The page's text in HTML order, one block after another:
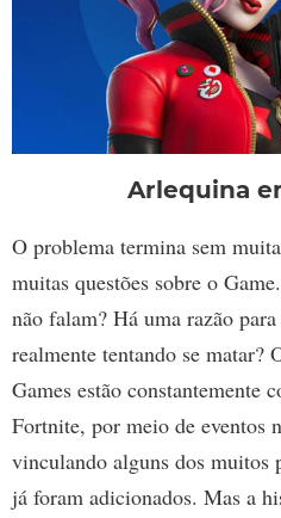
Arlequina
O problema termina sem
muitas questões sobre o
não falam? Há uma razão
realmente tentando se matar?
Games estão constantemente
Fortnite, por meio de eventos
vinculando alguns dos muitos
já foram adicionados. Mas a